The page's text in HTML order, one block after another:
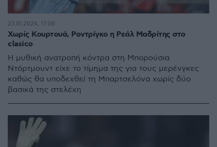
Χωρίς Κουρτουά, Ροντρίγκο η Ρεάλ Μαδρίτης στο
clasico
Η μυθική ανατροπή κόντρα στη Μπορούσια
Ντόρτμουντ είχε το τίμημα της για τους μερένγκες
καθώς θα υποδεχθεί τη Μπαρτσελόνα χωρίς δύο
βασικά της στελέχη
23.10.2024, 17:08